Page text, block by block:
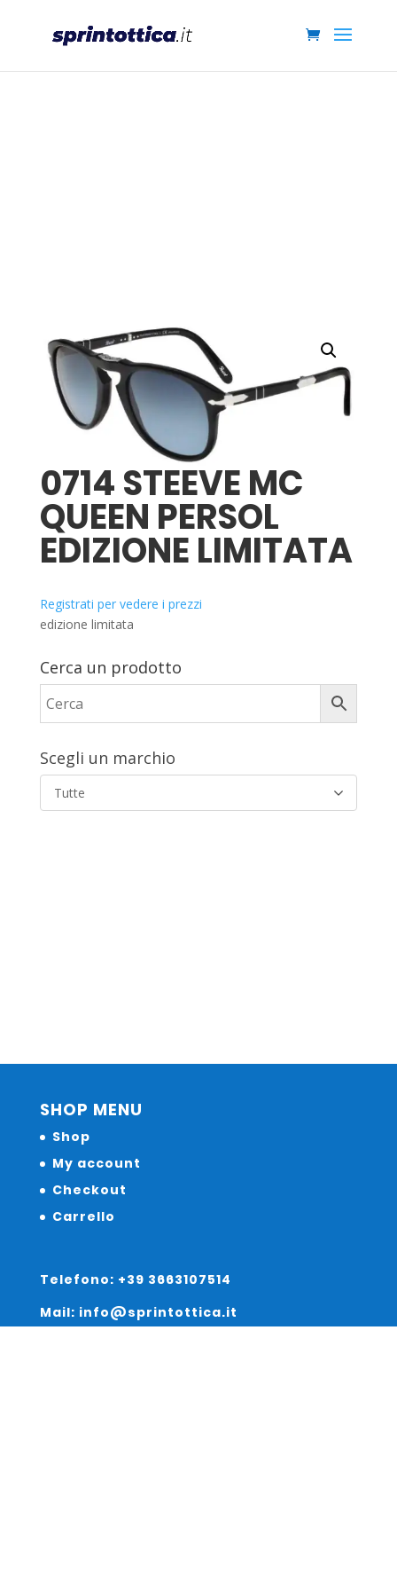
0714 STEEVE MC
QUEEN PERSOL
EDIZIONE LIMITATA
Registrati per vedere i prezzi
edizione limitata
Cerca un prodotto
Scegli un marchio
Tutte
SHOP MENU
Shop
My account
Checkout
Carrello
Telefono: +39 3663107514
Mail: info@sprintottica.it